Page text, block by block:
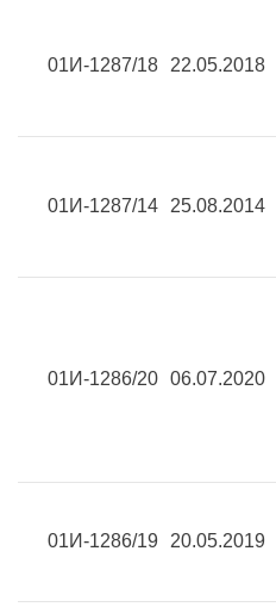
01И-1287/18 22.05.2018
01И-1287/14 25.08.2014
01И-1286/20 06.07.2020
01И-1286/19 20.05.2019